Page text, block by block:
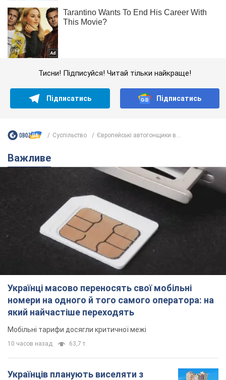
Тисни! Підписуйся! Читай тільки найкраще!
Підписатись Підписатись
Суспільство Європейські автогонщики в...
Важливе
Українці масово переносять свої мобільні
номери на одного й того самого оператора: на
який найчастіше переходять
Мобільні тарифи досягли критичної межі
10 часов назад 63,7 т.
Українців планують виселяти з